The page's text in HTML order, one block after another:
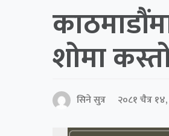
शोमा
सिने सुत्र २०८१ चैत्र